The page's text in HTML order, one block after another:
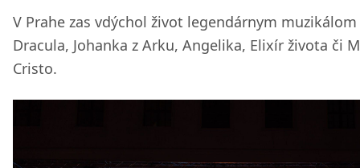
V Prahe zas vdýchol život legendárnym muzikálom
Dracula, Johanka z Arku, Angelika, Elixír života či
Cristo.